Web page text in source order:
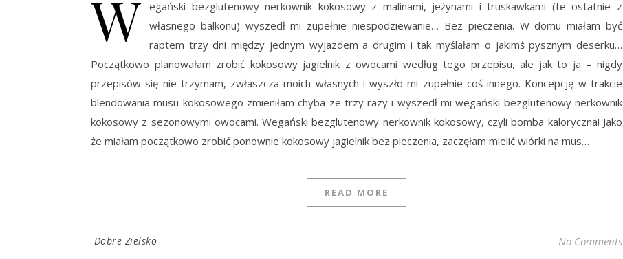
W egański bezglutenowy nerkownik kokosowy z malinami, jeżynami i truskawkami (te ostatnie z
własnego balkonu) wyszedł mi zupełnie niespodziewanie… Bez pieczenia. W domu miałam być
raptem trzy dni między jednym wyjazdem a drugim i tak myślałam o jakimś pysznym deserku…
Początkowo planowałam zrobić kokosowy jagielnik z owocami według tego przepisu, ale jak to ja – nigdy
przepisów się nie trzymam, zwłaszcza moich własnych i wyszło mi zupełnie coś innego. Koncepcję w trakcie
blendowania musu kokosowego zmieniłam chyba ze trzy razy i wyszedł mi wegański bezglutenowy nerkownik
kokosowy z sezonowymi owocami. Wegański bezglutenowy nerkownik kokosowy, czyli bomba kaloryczna! Jako
że miałam początkowo zrobić ponownie kokosowy jagielnik bez pieczenia, zaczęłam mielić wiórki na mus…
READ MORE
Dobre Zielsko No Comments